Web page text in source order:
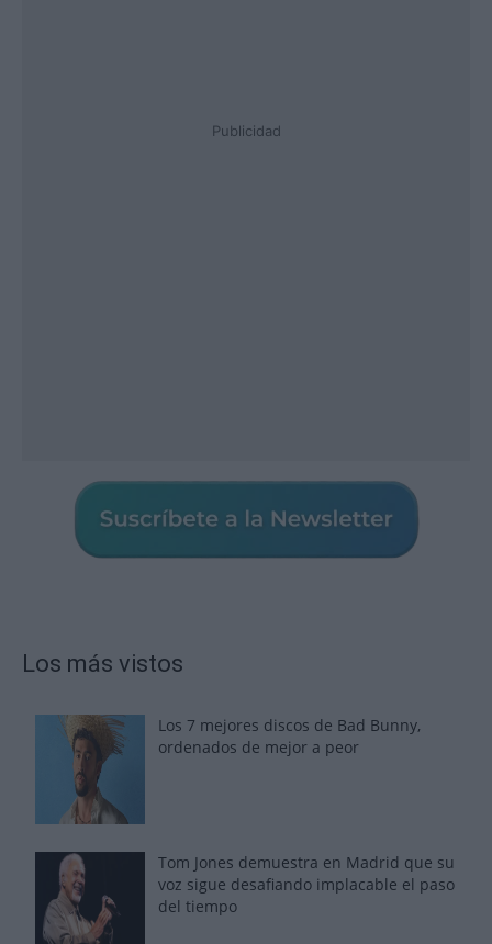
Publicidad
Los más vistos
Los 7 mejores discos de Bad Bunny,
ordenados de mejor a peor
Tom Jones demuestra en Madrid que su
voz sigue desafiando implacable el paso
del tiempo